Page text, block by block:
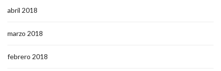
abril 2018
marzo 2018
febrero 2018